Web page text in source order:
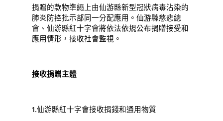
捐贈的款物準繩上由仙游縣新型冠狀病毒沾染的
肺炎防控批示部同一分配應用。仙游縣慈悲總
會、仙游縣紅十字會將依法依規公布捐贈接受和
應用情形，接收社會監視。
接收捐贈主體
1.仙游縣紅十字會接收捐錢和通用物質